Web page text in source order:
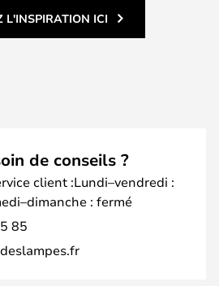
L'INSPIRATION ICI
de conseils ?
client :Lundi–vendredi :
: fermé
85